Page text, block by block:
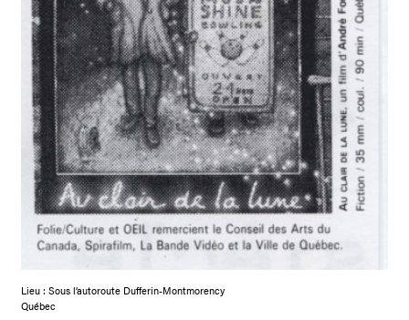
Lieu : Sous l’autoroute Dufferin-Montmorency
Québec